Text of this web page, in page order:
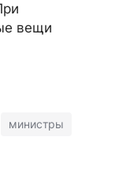
вещи
министры